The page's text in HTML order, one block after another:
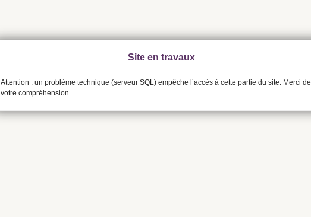
Site en travaux
Attention : un problème technique (serveur SQL) empêche l’accès à cette partie du site. Merci de
votre compréhension.